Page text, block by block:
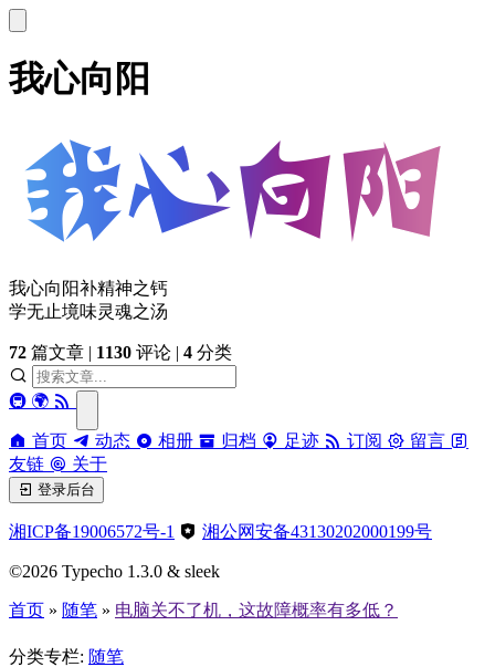
我心向阳
我心向阳补精神之钙
学无止境味灵魂之汤
72 篇文章 | 1130 评论 | 4 分类
🚇 🌍
首页 动态 相册 归档 足迹 订阅
留言
友链
关于
登录后台
湘ICP备19006572号-1 湘公网安备43130202000199号
©2026 Typecho 1.3.0 & sleek
首页 » 随笔 » 电脑关不了机，这故障概率有多低？
分类专栏: 随笔